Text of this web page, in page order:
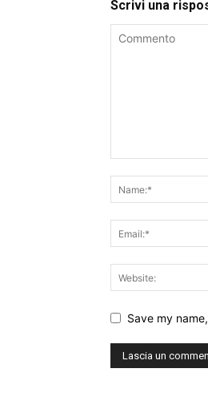
Scrivi una
Save my